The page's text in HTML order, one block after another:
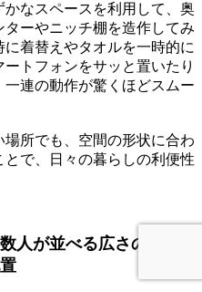
なスペースを利用して、奥
ーやニッチ棚を造作してみ
着替えやタオルを一時的に
トフォンをサッと置いたり
連の動作が驚くほどスムー
所でも、空間の形状に合わ
で、日々の暮らしの利便性
人が並べる広さの確